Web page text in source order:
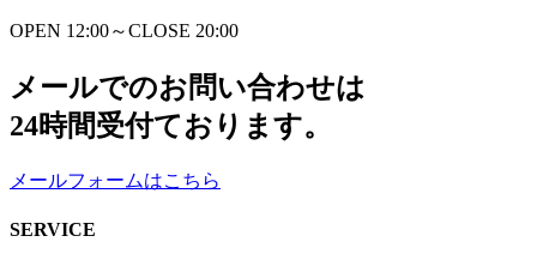
OPEN 12:00～CLOSE 20:00
メールでのお問い合わせは
24時間受付ております。
メールフォームはこちら
SERVICE